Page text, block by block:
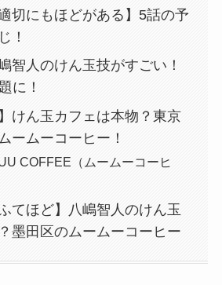
切にもほどがある】5話の予
！
智人のけん玉技がすごい！
に！
けん玉カフェは本物？東京
ームーコーヒー！
COFFEE（ムームーコーヒ
てほど】八嶋智人のけん玉
墨田区のムームーコーヒー